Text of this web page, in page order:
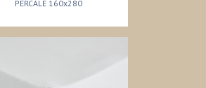
PERCALE 160x280